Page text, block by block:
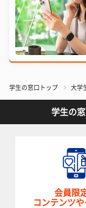
学生の窓口トップ 大学
学生の
会員限
コンテンツ